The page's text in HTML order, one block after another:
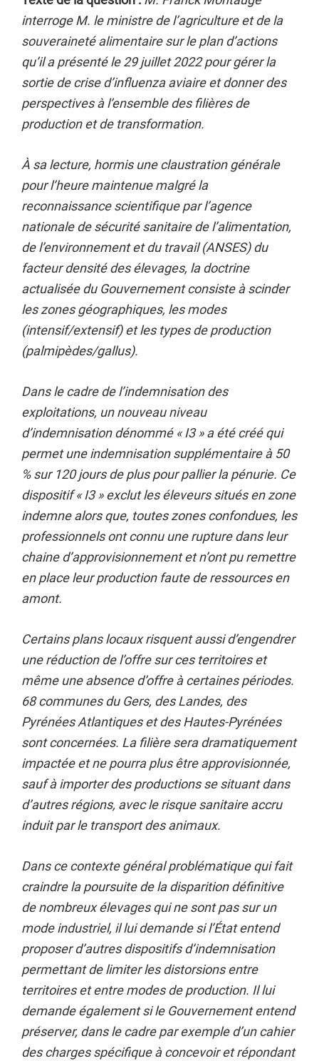
interroge M. le ministre de l’agriculture et de la
souveraineté alimentaire sur le plan d’actions
qu’il a présenté le 29 juillet 2022 pour gérer la
sortie de crise d’influenza aviaire et donner des
perspectives à l’ensemble des filières de
production et de transformation.
À sa lecture, hormis une claustration générale
pour l’heure maintenue malgré la
reconnaissance scientifique par l’agence
nationale de sécurité sanitaire de l’alimentation,
de l’environnement et du travail (ANSES) du
facteur densité des élevages, la doctrine
actualisée du Gouvernement consiste à scinder
les zones géographiques, les modes
(intensif/extensif) et les types de production
(palmipèdes/gallus).
Dans le cadre de l’indemnisation des
exploitations, un nouveau niveau
d’indemnisation dénommé « I3 » a été créé qui
permet une indemnisation supplémentaire à 50
% sur 120 jours de plus pour pallier la pénurie. Ce
dispositif « I3 » exclut les éleveurs situés en zone
indemne alors que, toutes zones confondues, les
professionnels ont connu une rupture dans leur
chaine d’approvisionnement et n’ont pu remettre
en place leur production faute de ressources en
amont.
Certains plans locaux risquent aussi d’engendrer
une réduction de l’offre sur ces territoires et
même une absence d’offre à certaines périodes.
68 communes du Gers, des Landes, des
Pyrénées Atlantiques et des Hautes-Pyrénées
sont concernées. La filière sera dramatiquement
impactée et ne pourra plus être approvisionnée,
sauf à importer des productions se situant dans
d’autres régions, avec le risque sanitaire accru
induit par le transport des animaux.
Dans ce contexte général problématique qui fait
craindre la poursuite de la disparition définitive
de nombreux élevages qui ne sont pas sur un
mode industriel, il lui demande si l’État entend
proposer d’autres dispositifs d’indemnisation
permettant de limiter les distorsions entre
territoires et entre modes de production. Il lui
demande également si le Gouvernement entend
préserver, dans le cadre par exemple d’un cahier
des charges spécifique à concevoir et répondant